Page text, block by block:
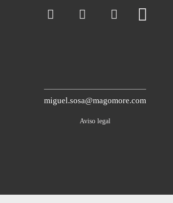
miguel.sosa@magomore.com
Aviso legal